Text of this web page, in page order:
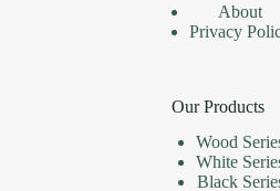
About
Privacy
Our Products
Wood
White
Black